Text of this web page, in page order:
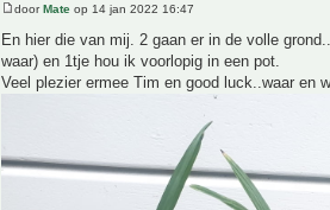
doorMate op 14 jan 2022 16:47
En hier die van mij. 2 gaan er in de volle
waar) en 1tje hou ik voorlopig in een pot.
Veel plezier ermee Tim en good luck..waar en